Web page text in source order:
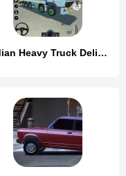
Indian Heavy Truck Delivery 3D